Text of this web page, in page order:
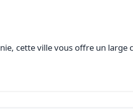
cette ville vous offre un large